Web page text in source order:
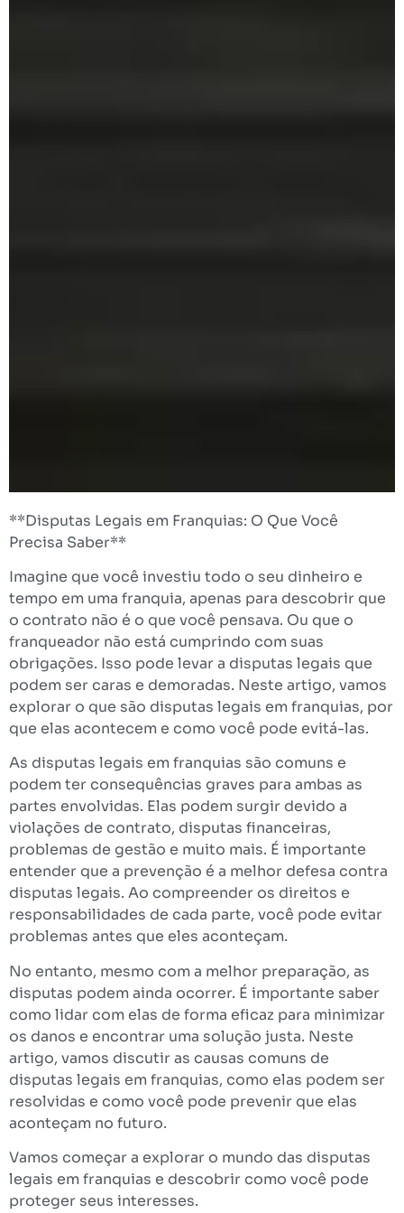
**Disputas Legais em Franquias: O Que Você
Precisa Saber**
Imagine que você investiu todo o seu dinheiro e
tempo em uma franquia, apenas para descobrir que
o contrato não é o que você pensava. Ou que o
franqueador não está cumprindo com suas
obrigações. Isso pode levar a disputas legais que
podem ser caras e demoradas. Neste artigo, vamos
explorar o que são disputas legais em franquias, por
que elas acontecem e como você pode evitá-las.
As disputas legais em franquias são comuns e
podem ter consequências graves para ambas as
partes envolvidas. Elas podem surgir devido a
violações de contrato, disputas financeiras,
problemas de gestão e muito mais. É importante
entender que a prevenção é a melhor defesa contra
disputas legais. Ao compreender os direitos e
responsabilidades de cada parte, você pode evitar
problemas antes que eles aconteçam.
No entanto, mesmo com a melhor preparação, as
disputas podem ainda ocorrer. É importante saber
como lidar com elas de forma eficaz para minimizar
os danos e encontrar uma solução justa. Neste
artigo, vamos discutir as causas comuns de
disputas legais em franquias, como elas podem ser
resolvidas e como você pode prevenir que elas
aconteçam no futuro.
Vamos começar a explorar o mundo das disputas
legais em franquias e descobrir como você pode
proteger seus interesses.